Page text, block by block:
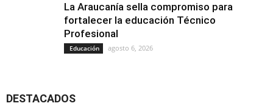
La Araucanía sella compromiso para
fortalecer la educación Técnico
Profesional
Educación agosto 6, 2026
DESTACADOS